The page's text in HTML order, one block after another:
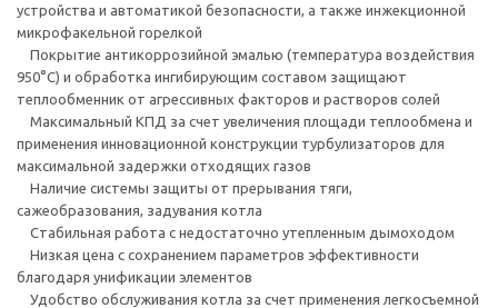
устройства и автоматикой безопасности, а также инжекционной
микрофакельной горелкой
Покрытие антикоррозийной эмалью (температура воздействия
950°С) и обработка ингибирующим составом защищают
теплообменник от агрессивных факторов и растворов солей
Максимальный КПД за счет увеличения площади теплообмена и
применения инновационной конструкции турбулизаторов для
максимальной задержки отходящих газов
Наличие системы защиты от прерывания тяги,
сажеобразования, задувания котла
Стабильная работа с недостаточно утепленным дымоходом
Низкая цена с сохранением параметров эффективности
благодаря унификации элементов
Удобство обслуживания котла за счет применения легкосъемной